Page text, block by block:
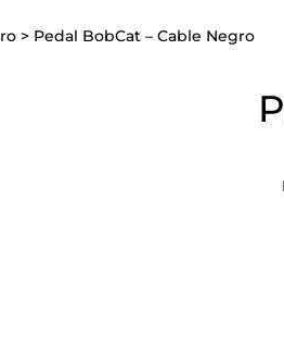
> Pedal BobCat – Cable Negro